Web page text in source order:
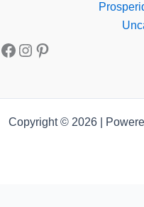
Copyright © 2026 |